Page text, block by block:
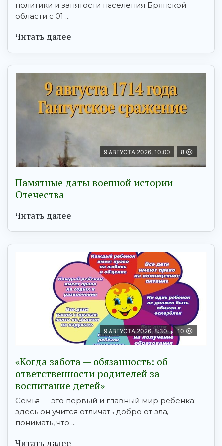
политики и занятости населения Брянской
области с 01 ...
Читать далее
9 АВГУСТА 2026, 10:00 8
Памятные даты военной истории
Отечества
Читать далее
9 АВГУСТА 2026, 8:30 10
«Когда забота — обязанность: об
ответственности родителей за
воспитание детей»
Семья — это первый и главный мир ребёнка:
здесь он учится отличать добро от зла,
понимать, что ...
Читать далее